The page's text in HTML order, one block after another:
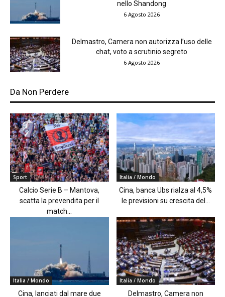
nello Shandong
6 Agosto 2026
Delmastro, Camera non autorizza l’uso delle
chat, voto a scrutinio segreto
6 Agosto 2026
Da Non Perdere
Sport
Calcio Serie B – Mantova,
scatta la prevendita per il
match...
Italia / Mondo
Cina, banca Ubs rialza al 4,5%
le previsioni su crescita del...
Italia / Mondo
Cina, lanciati dal mare due
Italia / Mondo
Delmastro, Camera non